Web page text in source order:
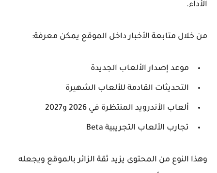
الأداء.
من خلال متابعة الأخبار داخل الموقع يمكن معرفة:
موعد إصدار الألعاب الجديدة
التحديثات القادمة للألعاب الشهيرة
ألعاب الأندرويد المنتظرة في 2026 و2027
تجارب الألعاب التجريبية Beta
وهذا النوع من المحتوى يزيد ثقة الزائر بالموقع ويجعله